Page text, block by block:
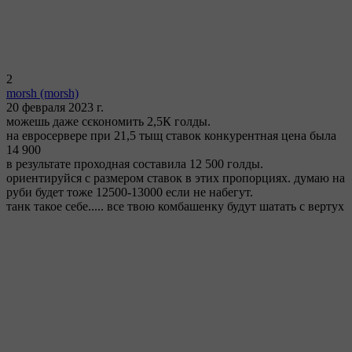
2
morsh (morsh)
20 февраля 2023 г.
можешь даже сєкономить 2,5К голды.
на евросервере при 21,5 тыщ ставок конкурентная цена была
14 900
в результате проходная составила 12 500 голды.
ориентируйся с размером ставок в этих пропорциях. думаю на
руби будет тоже 12500-13000 если не набегут.
танк такое себе..... все твою комбашенку будут шатать с вертух